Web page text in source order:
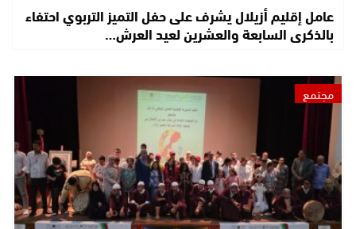
عامل إقليم أزيلال يشرف على حفل التميز التربوي احتفاء
بالذكرى السابعة والعشرين لعيد العرش…
مجتمع